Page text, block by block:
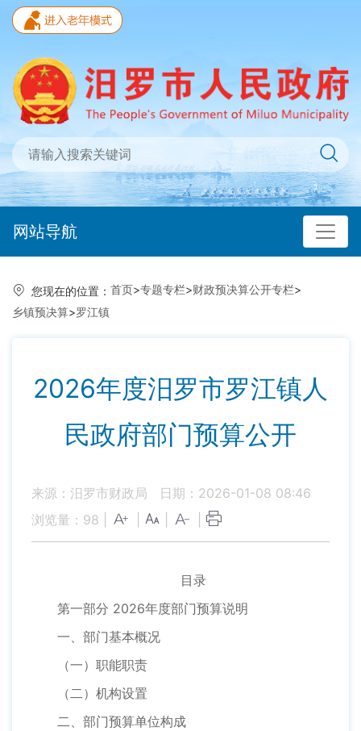
网站导航
您现在的位置： 首页>专题专栏>财政预决算公开专栏>
乡镇预决算>罗江镇
2026年度汨罗市罗江镇人
民政府部门预算公开
来源：汨罗市财政局
日期：2026-01-08 08:46
浏览量： 98
目录
第一部分 2026年度部门预算说明
一、部门基本概况
（一）职能职责
（二）机构设置
二、部门预算单位构成